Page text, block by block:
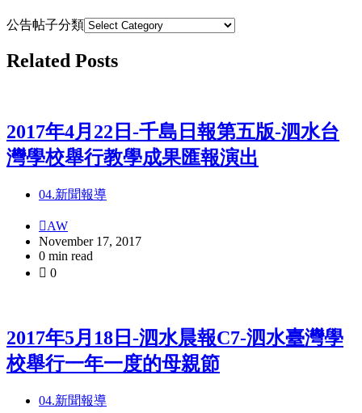
公告帖子分類
Related Posts
2017年4月22日-千島日報第五版-泗水台
灣學校舉行教學成果匯報演出
04.新聞報導
AW
November 17, 2017
0 min read
0
2017年5月18日-泗水晨報C7-泗水臺灣學
校舉行一年一度的母親節
04.新聞報導